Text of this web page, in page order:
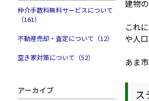
仲介手数料無料サービスについて
（161）
不動産売却・査定について（12）
空き家対策について（52）
アーカイブ
建物
これ
や人
あま
ス